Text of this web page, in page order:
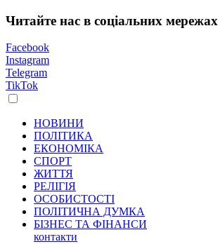
Читайте нас в соціальних мережах
Facebook
Instagram
Telegram
TikTok
НОВИНИ
ПОЛІТИКА
ЕКОНОМІКА
СПОРТ
ЖИТТЯ
РЕЛІГІЯ
ОСОБИСТОСТІ
ПОЛІТИЧНА ДУМКА
БІЗНЕС ТА ФІНАНСИ
контакти